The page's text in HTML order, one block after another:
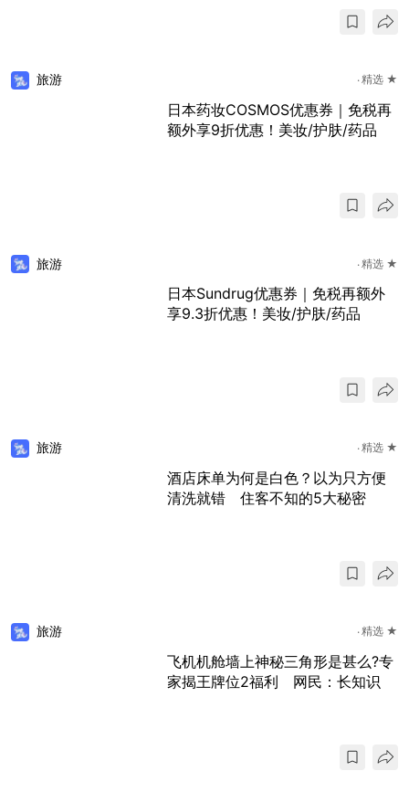
旅游 精选 ★
日本药妆COSMOS优惠券｜免税再
额外享9折优惠！美妆/护肤/药品
旅游 精选 ★
日本Sundrug优惠券｜免税再额外
享9.3折优惠！美妆/护肤/药品
旅游 精选 ★
酒店床单为何是白色？以为只方便
清洗就错 住客不知的5大秘密
旅游 精选 ★
飞机机舱墙上神秘三角形是甚么?专
家揭王牌位2福利 网民：长知识